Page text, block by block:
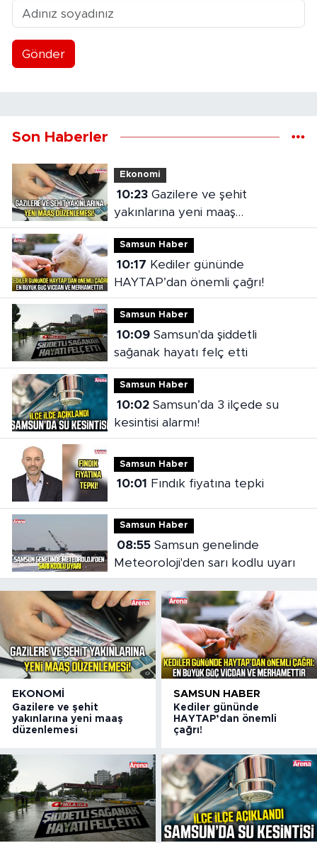
Gönder
Son Haberler
Ekonomi
10:23Gazilere ve şehit
yakınlarına yeni maaş
düzenlemesi
Samsun Haber
10:17
HAYTAP’dan önemli çağrı!
Samsun Haber
10:09Samsun'da şiddetli
sağanak hayatı felç etti
Samsun Haber
10:02Samsun’da 3 ilçede su
kesintisi alarmı!
Samsun Haber
10:01 Fındık fiyatına tepki
Samsun Haber
08:55Samsun genelinde
Meteoroloji'den sarı kodlu uyarı
EKONOMI
Gazilere ve şehit
yakınlarına yeni maaş
düzenlemesi
SAMSUN HABER
Kediler gününde
HAYTAP’dan önemli
çağrı!